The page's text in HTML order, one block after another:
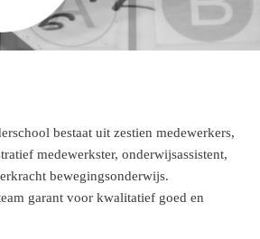
bestaat uit zestien medewerkers,
medewerkster, onderwijsassistent,
bewegingsonderwijs.
garant voor kwalitatief goed en